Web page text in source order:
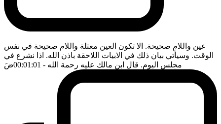
عين واللام صحيحة. الا تكون العين معتلة واللام صحيحة في نفس
الوقت. وسيأتي بيان ذلك في الابيات اللاحقة باذن الله. اذا نشرع في
مجلس اليوم. قال ابن مالك عليه رحمة الله - 00:01:01 ضَ